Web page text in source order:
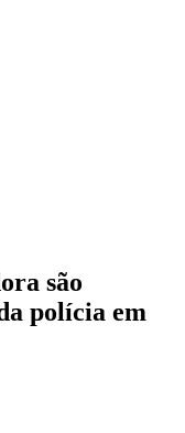
são
polícia em